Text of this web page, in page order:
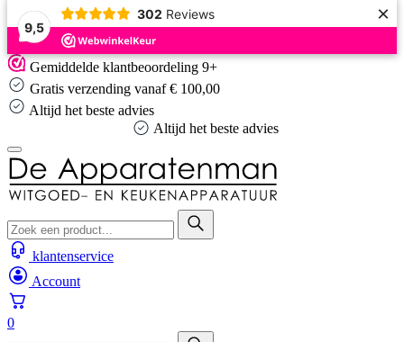
9,5
302 Reviews ×
Skip
to
content
Gemiddelde klantbeoordeling 9+
Gratis verzending vanaf € 100,00
Altijd het beste advies
Altijd het beste advies
klantenservice
Account
0